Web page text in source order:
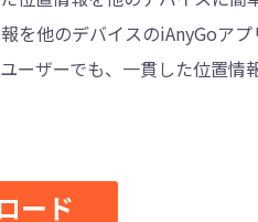
を他のデバイスのiAnyGoア
ーザーでも、一貫した位置情